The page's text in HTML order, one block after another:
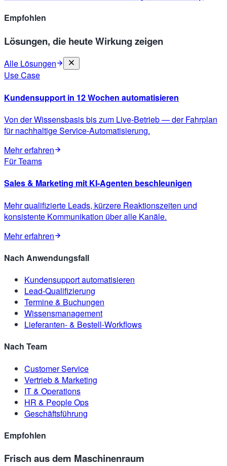
Empfohlen
Lösungen, die heute Wirkung zeigen
Alle Lösungen
Use Case
Kundensupport in 12 Wochen automatisieren
Von der Wissensbasis bis zum Live-Betrieb — der Fahrplan
für nachhaltige Service-Automatisierung.
Mehr erfahren
Für Teams
Sales & Marketing mit KI-Agenten beschleunigen
Mehr qualifizierte Leads, kürzere Reaktionszeiten und
konsistente Kommunikation über alle Kanäle.
Mehr erfahren
Nach Anwendungsfall
Kundensupport automatisieren
Lead-Qualifizierung
Termine & Buchungen
Wissensmanagement
Lieferanten- & Bestell-Workflows
Nach Team
Customer Service
Vertrieb & Marketing
IT & Operations
HR & People Ops
Geschäftsführung
Empfohlen
Frisch aus dem Maschinenraum